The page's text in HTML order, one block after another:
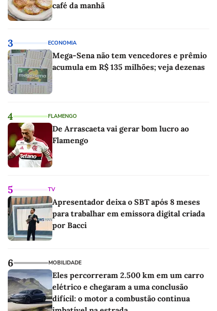
café da manhã
3 ECONOMIA
Mega-Sena não tem vencedores e prêmio
acumula em R$ 135 milhões; veja dezenas
4 FLAMENGO
De Arrascaeta vai gerar bom lucro ao
Flamengo
5 TV
Apresentador deixa o SBT após 8 meses
para trabalhar em emissora digital criada
por Bacci
6 MOBILIDADE
Eles percorreram 2.500 km em um carro
elétrico e chegaram a uma conclusão
difícil: o motor a combustão continua